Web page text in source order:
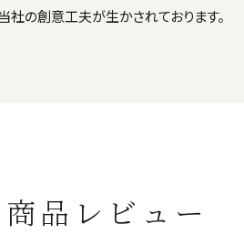
社の創意工夫が生かされております。
商品レビュー